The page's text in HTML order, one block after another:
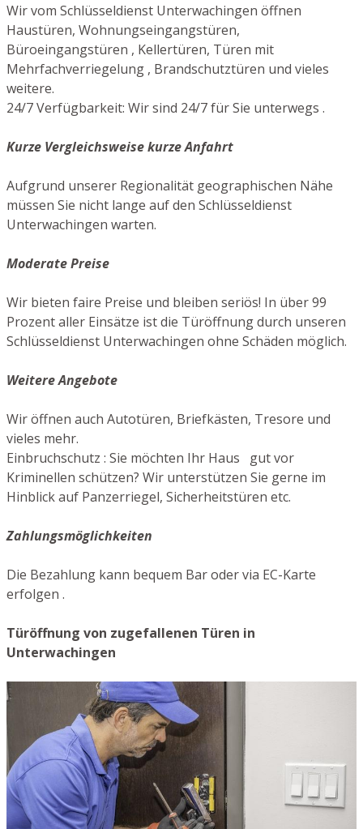
Wir vom Schlüsseldienst Unterwachingen öffnen
Haustüren, Wohnungseingangstüren,
Büroeingangstüren , Kellertüren, Türen mit
Mehrfachverriegelung , Brandschutztüren und vieles
weitere.
24/7 Verfügbarkeit: Wir sind 24/7 für Sie unterwegs .
Kurze Vergleichsweise kurze Anfahrt
Aufgrund unserer Regionalität geographischen Nähe
müssen Sie nicht lange auf den Schlüsseldienst
Unterwachingen warten.
Moderate Preise
Wir bieten faire Preise und bleiben seriös! In über 99
Prozent aller Einsätze ist die Türöffnung durch unseren
Schlüsseldienst Unterwachingen ohne Schäden möglich.
Weitere Angebote
Wir öffnen auch Autotüren, Briefkästen, Tresore und
vieles mehr.
Einbruchschutz : Sie möchten Ihr Haus gut vor
Kriminellen schützen? Wir unterstützen Sie gerne im
Hinblick auf Panzerriegel, Sicherheitstüren etc.
Zahlungsmöglichkeiten
Die Bezahlung kann bequem Bar oder via EC-Karte
erfolgen .
Türöffnung von zugefallenen Türen in
Unterwachingen